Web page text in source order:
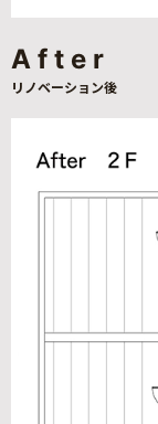
After
リノベーション後